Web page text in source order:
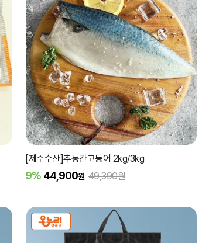
[제주수산]추동간고등어 2kg/3kg
9% 44,900원 49,390원